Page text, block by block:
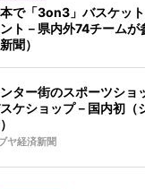
で「3on3」バスケッ
ント－県内外74チームが
聞）
ター街のスポーツショ
ケショップ－国内初（
ヤ経済新聞